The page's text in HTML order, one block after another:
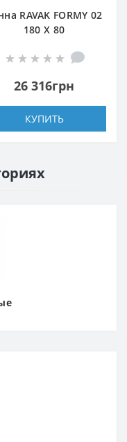
RAVAK FORMY 02
180 X 80
26 316грн
КУПИТЬ